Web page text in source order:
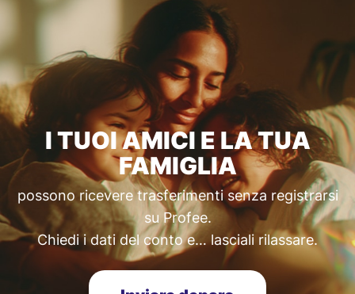
I TUOI AMICI E LA TUA
FAMIGLIA
possono ricevere trasferimenti senza registrarsi
su Profee.
Chiedi i dati del conto e… lasciali rilassare.